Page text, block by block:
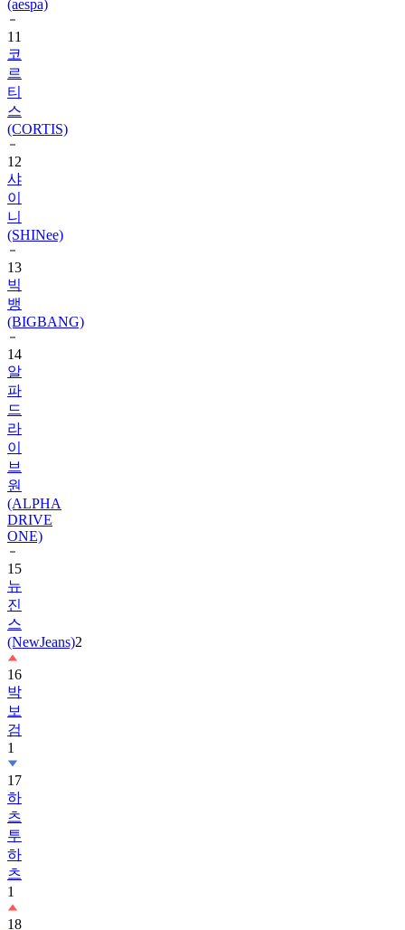
(aespa)
11
코
르
티
스
(CORTIS)
12
샤
이
니
(SHINee)
13
빅
뱅
(BIGBANG)
14
알
파
드
라
이
브
원
(ALPHA
DRIVE
ONE)
15
뉴
진
스
(NewJeans)2
16
박
보
검
1
17
하
츠
투
하
츠
1
18